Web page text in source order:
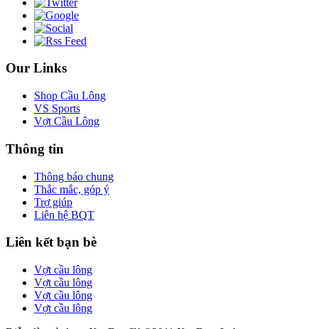
Our Links
Shop Cầu Lông
VS Sports
Vợt Cầu Lông
Thông tin
Thông báo chung
Thắc mắc, góp ý
Trợ giúp
Liên hệ BQT
Liên kết bạn bè
Vợt cầu lông
Vợt cầu lông
Vợt cầu lông
Vợt cầu lông